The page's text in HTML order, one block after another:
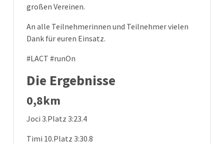
großen Vereinen.
An alle Teilnehmerinnen und Teilnehmer vielen
Dank für euren Einsatz.
#LACT #runOn
Die Ergebnisse
0,8km
Joci 3.Platz 3:23.4
Timi 10.Platz 3:30.8